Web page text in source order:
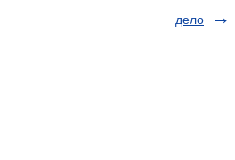
дело